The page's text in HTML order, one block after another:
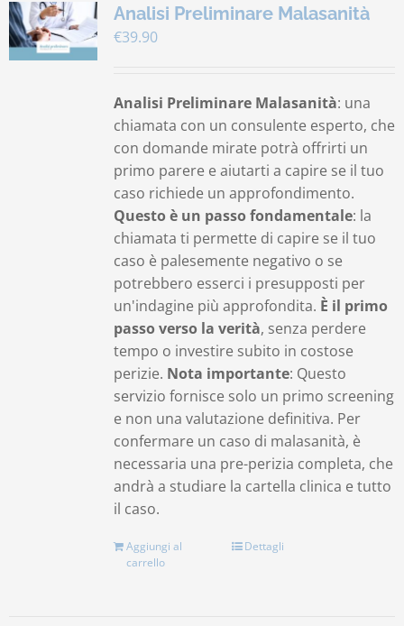
Analisi Preliminare Malasanità
€39.90
Analisi Preliminare Malasanità: una
chiamata con un consulente esperto, che
con domande mirate potrà offrirti un
primo parere e aiutarti a capire se il tuo
caso richiede un approfondimento.
Questo è un passo fondamentale: la
chiamata ti permette di capire se il tuo
caso è palesemente negativo o se
potrebbero esserci i presupposti per
un'indagine più approfondita. È il primo
passo verso la verità, senza perdere
tempo o investire subito in costose
perizie. Nota importante: Questo
servizio fornisce solo un primo screening
e non una valutazione definitiva. Per
confermare un caso di malasanità, è
necessaria una pre-perizia completa, che
andrà a studiare la cartella clinica e tutto
il caso.
Aggiungi al
carrello
Dettagli